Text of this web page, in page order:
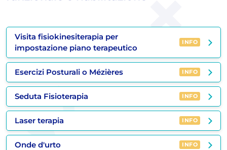
Visita fisiokinesiterapia per
impostazione piano terapeutico
INFO
Esercizi Posturali o Mézières INFO
Seduta Fisioterapia INFO
Laser terapia INFO
Onde d'urto INFO